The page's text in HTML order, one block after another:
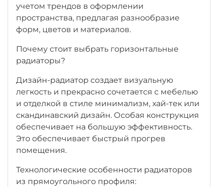
учетом трендов в оформлении
пространства, предлагая разнообразие
форм, цветов и материалов.
Почему стоит выбрать горизонтальные
радиаторы?
Дизайн-радиатор создает визуальную
легкость и прекрасно сочетается с мебелью
и отделкой в стиле минимализм, хай-тек или
скандинавский дизайн. Особая конструкция
обеспечивает на большую эффективность.
Это обеспечивает быстрый прогрев
помещения.
Технологические особенности радиаторов
из прямоугольного профиля: